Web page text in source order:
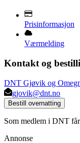
Prisinformasjon
Værmelding
Kontakt og
DNT Gjøvik og
gjovik@dnt.no
Bestill overnatting
Som medlem i DNT
Annonse